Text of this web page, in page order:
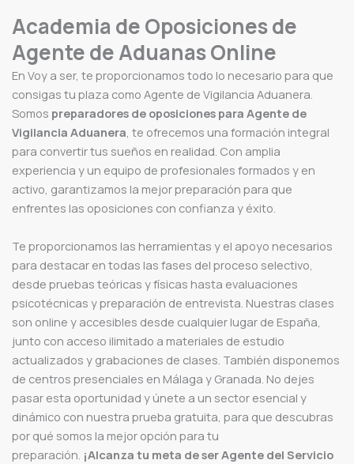
Academia de Oposiciones de
Agente de Aduanas Online
En Voy a ser, te proporcionamos todo lo necesario para que
consigas tu plaza como Agente de Vigilancia Aduanera.
Somos preparadores de oposiciones para Agente de
Vigilancia Aduanera, te ofrecemos una formación integral
para convertir tus sueños en realidad. Con amplia
experiencia y un equipo de profesionales formados y en
activo, garantizamos la mejor preparación para que
enfrentes las oposiciones con confianza y éxito.
Te proporcionamos las herramientas y el apoyo necesarios
para destacar en todas las fases del proceso selectivo,
desde pruebas teóricas y físicas hasta evaluaciones
psicotécnicas y preparación de entrevista. Nuestras clases
son online y accesibles desde cualquier lugar de España,
junto con acceso ilimitado a materiales de estudio
actualizados y grabaciones de clases. También disponemos
de centros presenciales en Málaga y Granada. No dejes
pasar esta oportunidad y únete a un sector esencial y
dinámico con nuestra prueba gratuita, para que descubras
por qué somos la mejor opción para tu
preparación. ¡Alcanza tu meta de ser Agente del Servicio